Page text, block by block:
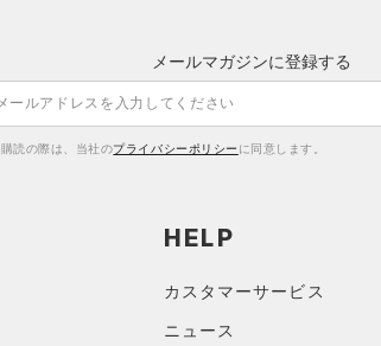
メールマガジンに登録する
購読の際は、当社のプライバシーポリシー に同意します。
HELP
カスタマーサービス
ニュース